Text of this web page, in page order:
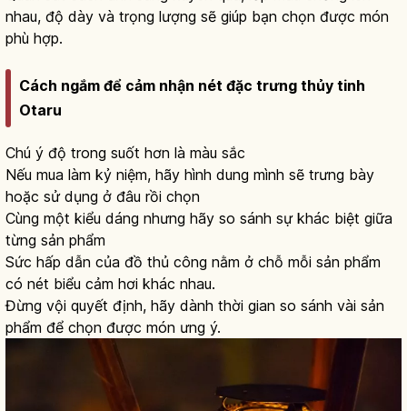
nhau, độ dày và trọng lượng sẽ giúp bạn chọn được món
phù hợp.
Cách ngắm để cảm nhận nét đặc trưng thủy tinh
Otaru
Chú ý độ trong suốt hơn là màu sắc
Nếu mua làm kỷ niệm, hãy hình dung mình sẽ trưng bày
hoặc sử dụng ở đâu rồi chọn
Cùng một kiểu dáng nhưng hãy so sánh sự khác biệt giữa
từng sản phẩm
Sức hấp dẫn của đồ thủ công nằm ở chỗ mỗi sản phẩm
có nét biểu cảm hơi khác nhau.
Đừng vội quyết định, hãy dành thời gian so sánh vài sản
phẩm để chọn được món ưng ý.